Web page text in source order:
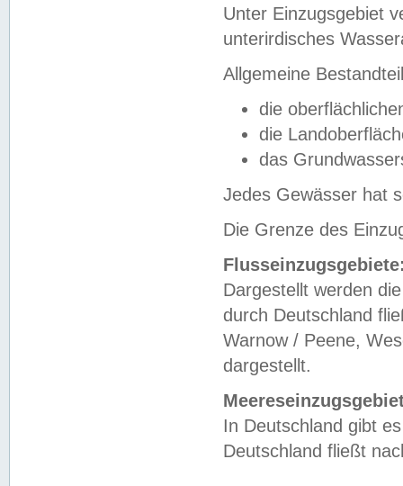
Unter Einzugsgebiet
unterirdisches
Allgemeine
die
die
das
Jedes Gewässer hat
Die Grenze des
Dargestellt werden
durch Deutschland
Warnow / Peene,
dargestellt.
In Deutschland gibt
Deutschland fließt